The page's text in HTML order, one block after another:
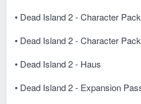
• Dead Island 2 - Character
• Dead Island 2 - Character
• Dead Island 2 - Haus
• Dead Island 2 - Expansion